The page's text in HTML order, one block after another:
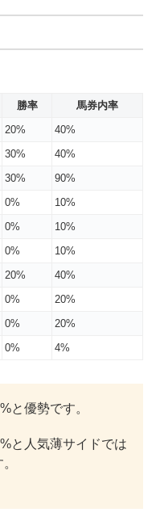
勝率
馬券内率
20%
40%
30%
40%
30%
90%
0%
10%
0%
10%
0%
10%
20%
40%
0%
20%
0%
20%
0% 4%
と優勢です。
と人気薄サイドでは